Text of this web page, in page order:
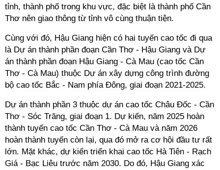
tỉnh, thành phố trong khu vực, đặc biệt là thành phố Cần
Thơ nên giao thông từ tỉnh vô cùng thuận tiện.
Cùng với đó, Hậu Giang hiện có hai tuyến cao tốc đi qua
là Dự án thành phần đoạn Cần Thơ - Hậu Giang và Dự
án thành phần đoạn Hậu Giang - Cà Mau (cao tốc Cần
Thơ - Cà Mau) thuộc Dự án xây dựng công trình đường
bộ cao tốc Bắc - Nam phía Đông, giai đoạn 2021-2025.
Dự án thành phần 3 thuộc dự án cao tốc Châu Đốc - Cần
Thơ - Sóc Trăng, giai đoạn 1. Dự kiến, năm 2025 hoàn
thành tuyến cao tốc Cần Thơ - Cà Mau và năm 2026
hoàn thành tuyến còn lại, qua đó mở ra cơ hội đầu tư rất
lớn. Mặt khác, dự kiến triển khai cao tốc Hà Tiên - Rạch
Giá - Bạc Liêu trước năm 2030. Do đó, Hậu Giang xác